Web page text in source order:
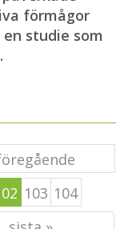
förmågor
studie som
103 104